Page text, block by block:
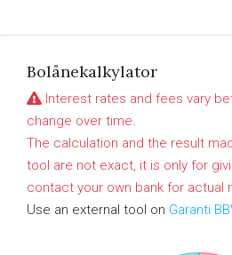
Bolånekalkylator
Interest rates and fees vary
change over time.
The calculation and the result
tool are not exact, it is only for
contact your own bank for actual
Use an external tool on Garanti